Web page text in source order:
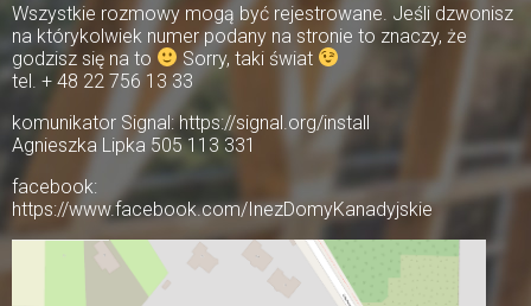
Wszystkie rozmowy mogą być rejestrowane. Jeśli dzwonisz
na którykolwiek numer podany na stronie to znaczy, że
godzisz się na to
Sorry, taki świat
tel. + 48 22 756 13 33
komunikator Signal: https://signal.org/install
Agnieszka Lipka 505 113 331
facebook:
https://www.facebook.com/InezDomyKanadyjskie